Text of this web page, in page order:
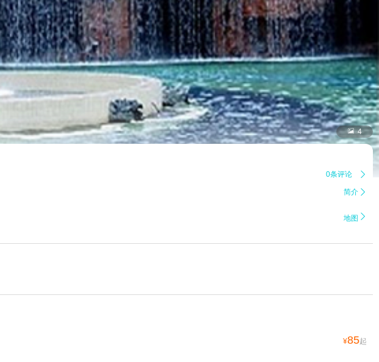
 4
0条评论 
简介 
地图 
¥85起